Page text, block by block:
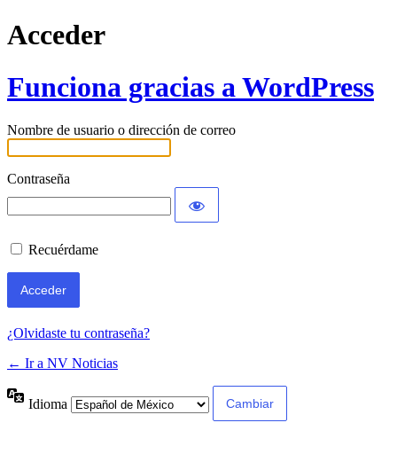
Acceder
Funciona gracias a WordPress
Nombre de usuario o dirección de correo
Contraseña
Recuérdame
¿Olvidaste tu contraseña?
← Ir a NV Noticias
Idioma